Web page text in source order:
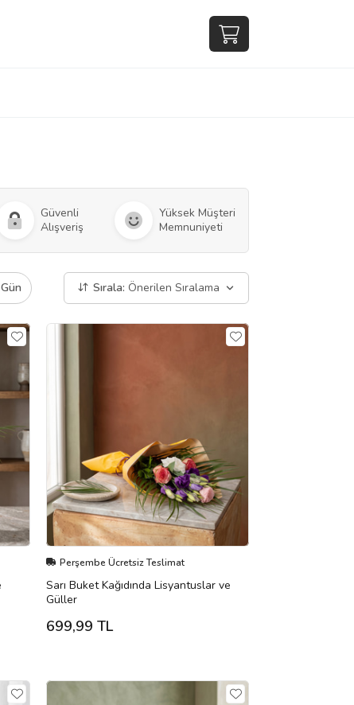
Güvenli
Alışveriş
Yüksek Müşteri
Memnuniyeti
Sırala: Önerilen Sıralama
Perşembe Ücretsiz Teslimat
Sarı Buket Kağıdında Lisyantuslar ve
Güller
699,99 TL